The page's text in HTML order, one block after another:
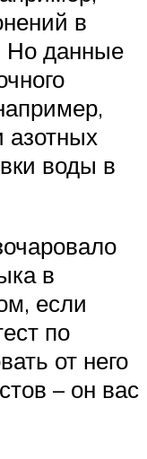
в
Но данные
азотных
воды в
в
если
по
от него
– он вас